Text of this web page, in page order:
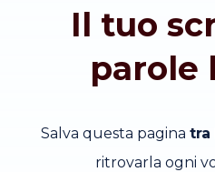
Il tuo
parole
Salva questa pagina tra
ritrovarla ogni